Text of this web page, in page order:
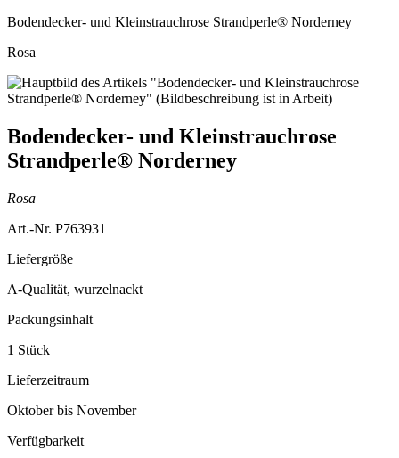
Bodendecker- und Kleinstrauchrose Strandperle® Norderney
Rosa
Bodendecker- und Kleinstrauchrose
Strandperle® Norderney
Rosa
Art.-Nr. P763931
Liefergröße
A-Qualität, wurzelnackt
Packungsinhalt
1 Stück
Lieferzeitraum
Oktober bis November
Verfügbarkeit